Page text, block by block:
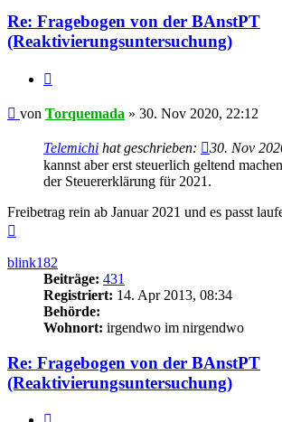
Re: Fragebogen von der BAnstPT
(Reaktivierungsuntersuchung)
Beitrag
von Torquemada » 30. Nov 2020, 22:12
Telemichi hat geschrieben: 30. Nov
kannst aber erst steuerlich geltend
der Steuererklärung für 2021.
Freibetrag rein ab Januar 2021 und es passt
blink182
Beiträge: 431
Registriert: 14. Apr 2013, 08:34
Behörde:
Wohnort: irgendwo im nirgendwo
Re: Fragebogen von der BAnstPT
(Reaktivierungsuntersuchung)